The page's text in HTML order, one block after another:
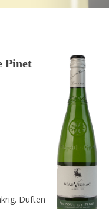
Pinet
Duften